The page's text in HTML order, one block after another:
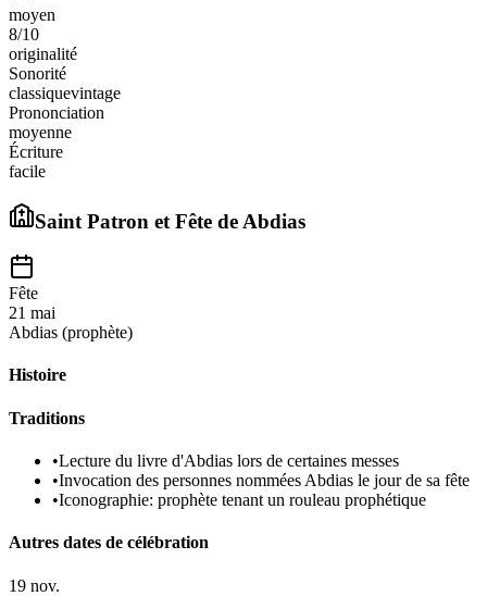
moyen
8/10
originalité
Sonorité
classiquevintage
Prononciation
moyenne
Écriture
facile
Saint Patron et Fête de Abdias
Fête
21 mai
Abdias (prophète)
Histoire
Traditions
•Lecture du livre d'Abdias lors de certaines messes
•Invocation des personnes nommées Abdias le jour de sa fête
•Iconographie: prophète tenant un rouleau prophétique
Autres dates de célébration
19 nov.